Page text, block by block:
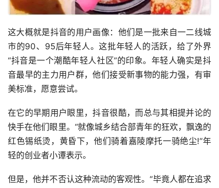
这大概就是抖音的用户画像：他们是一批来自一二线城
市的90、95后年轻人。这批年轻人的活跃，给了外界
“抖音是一个潮酷年轻人社区”的印象。年轻人确实是抖
音最早的主力用户群，他们接受新事物的能力强，有审
美标准，愿意尝试。
在它的早期用户眼里，抖音很酷，而总与其相提并论的
快手在他们眼里。“就像城乡结合部青年的狂欢，飘逸的
红色锡纸烫，黄昏下，他们骑着嘉陵摩托一骑绝尘!“年
轻的创业者小谭表示。
但是，他并不否认这种流动的客观性。“毕竟人都在追求